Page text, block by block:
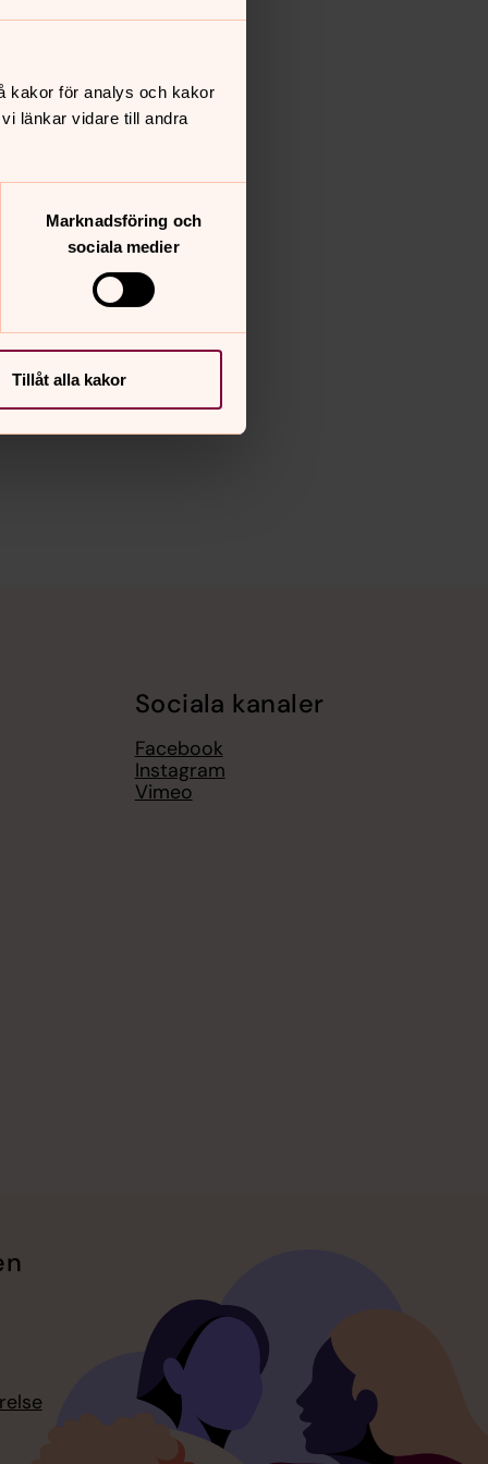
kakor för analys och kakor
länkar vidare till andra
Marknadsföring och
sociala medier
Tillåt alla kakor
Sociala kanaler
Facebook
Instagram
Vimeo